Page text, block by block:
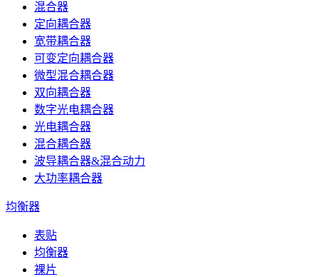
混合器
定向耦合器
宽带耦合器
可变定向耦合器
微型混合耦合器
双向耦合器
数字光电耦合器
光电耦合器
混合耦合器
波导耦合器&混合动力
大功率耦合器
均衡器
表贴
均衡器
裸片